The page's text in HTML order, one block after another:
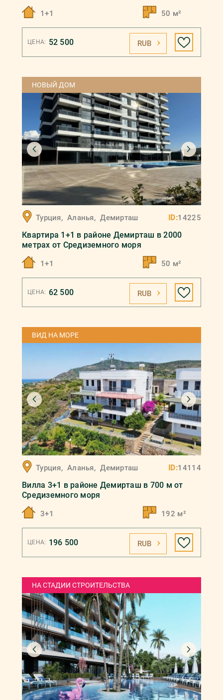
1+1 50 м²
ЦЕНА: 52 500 RUB
НОВЫЙ ДОМ
Турция, Аланья, Демирташ ID:14225
Квартира 1+1 в районе Демирташ в 2000
метрах от Средиземного моря
1+1 50 м²
ЦЕНА: 62 500 RUB
ВИД НА МОРЕ
Турция, Аланья, Демирташ ID:14114
Вилла 3+1 в районе Демирташ в 700 м от
Средиземного моря
3+1 192 м²
ЦЕНА: 196 500 RUB
НА СТАДИИ СТРОИТЕЛЬСТВА